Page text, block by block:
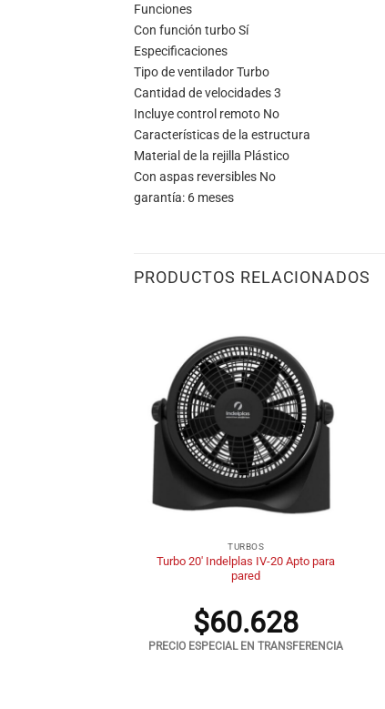
Funciones
Con función turbo Sí
Especificaciones
Tipo de ventilador Turbo
Cantidad de velocidades 3
Incluye control remoto No
Características de la estructura
Material de la rejilla Plástico
Con aspas reversibles No
garantía: 6 meses
PRODUCTOS RELACIONADOS
TURBOS
Turbo 20′ Indelplas IV-20 Apto para
pared
$60.628
PRECIO ESPECIAL EN TRANSFERENCIA